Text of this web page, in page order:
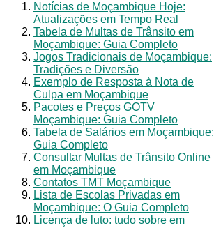
Notícias de Moçambique Hoje:
Atualizações em Tempo Real
Tabela de Multas de Trânsito em
Moçambique: Guia Completo
Jogos Tradicionais de Moçambique:
Tradições e Diversão
Exemplo de Resposta à Nota de
Culpa em Moçambique
Pacotes e Preços GOTV
Moçambique: Guia Completo
Tabela de Salários em Moçambique:
Guia Completo
Consultar Multas de Trânsito Online
em Moçambique
Contatos TMT Moçambique
Lista de Escolas Privadas em
Moçambique: O Guia Completo
Licença de luto: tudo sobre em